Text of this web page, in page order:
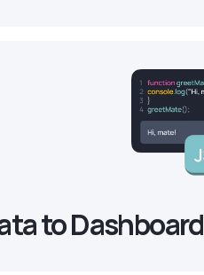
to Dashboard